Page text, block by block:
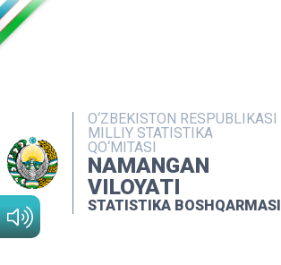
O‘ZBEKISTON RESPUBLIKASI
MILLIY STATISTIKA
QO‘MITASI
NAMANGAN
VILOYATI
STATISTIKA BOSHQARMASI
NASHRLAR
INTERAKTIV XIZMATLAR
MATBUOT XIZMATI
MUROJAATLAR